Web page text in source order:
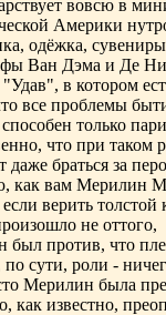
вовсю в
Америки
одёжка,
Ван Дэма и Де
в котором
все проблемы
только
что при таком
даже браться за
как вам Мерилин
верить толстой
не оттого,
был против, что
по сути, роли -
Мерилин была
как известно,